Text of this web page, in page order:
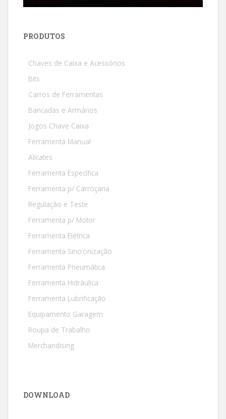
PRODUTOS
Chaves de Caixa e Acessórios
Bits
Carros de Ferramentas
Bancadas e Armários
Jogos Chave Caixa
Ferramenta Manual
Alicates
Ferramenta Específica
Ferramenta p/ Carroçaria
Regulação e Teste
Ferramenta p/ Motor
Ferramenta Elétrica
Ferramenta Sincronização
Ferramenta Pneumática
Ferramenta Hidráulica
Ferramenta Lubrificação
Equipamento Garagem
Roupa de Trabalho
Merchandising
DOWNLOAD